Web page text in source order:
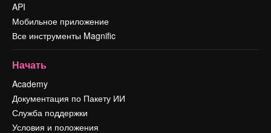
API
Мобильное приложение
Все инструменты Magnific
Начать
Academy
Документация по Пакету ИИ
Служба поддержки
Условия и положения